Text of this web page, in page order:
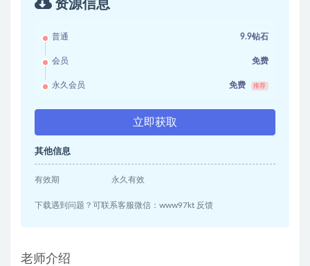
资源信息
普通 9.9钻石
会员 免费
永久会员 免费 推荐
立即获取
其他信息
有效期 永久有效
下载遇到问题？可联系客服微信：www97kt 反馈
老师介绍